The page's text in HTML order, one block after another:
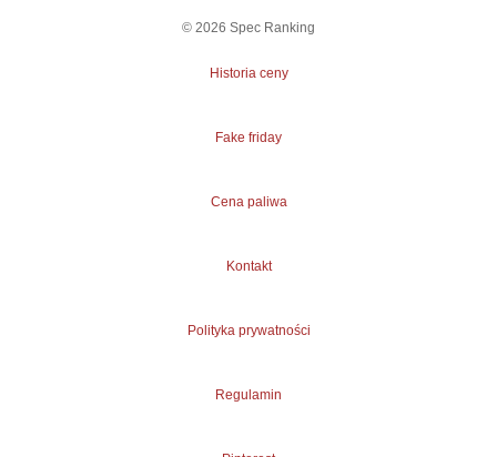
© 2026 Spec Ranking
Historia ceny
Fake friday
Cena paliwa
Kontakt
Polityka prywatności
Regulamin